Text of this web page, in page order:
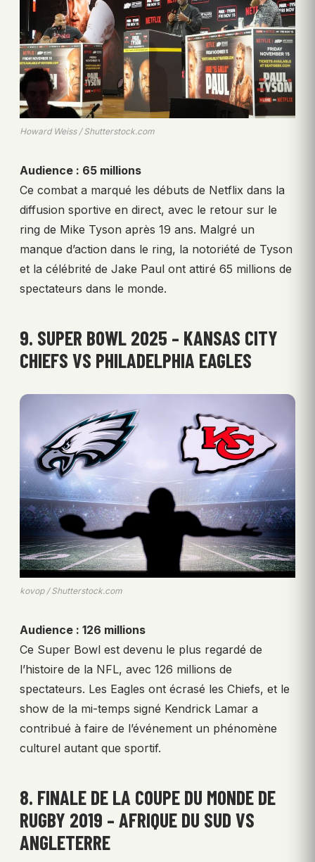
Howard Weiss / Shutterstock.com
Audience : 65 millions
Ce combat a marqué les débuts de Netflix dans la
diffusion sportive en direct, avec le retour sur le
ring de Mike Tyson après 19 ans. Malgré un
manque d’action dans le ring, la notoriété de Tyson
et la célébrité de Jake Paul ont attiré 65 millions de
spectateurs dans le monde.
9. SUPER BOWL 2025 – KANSAS CITY
CHIEFS VS PHILADELPHIA EAGLES
kovop / Shutterstock.com
Audience : 126 millions
Ce Super Bowl est devenu le plus regardé de
l’histoire de la NFL, avec 126 millions de
spectateurs. Les Eagles ont écrasé les Chiefs, et le
show de la mi-temps signé Kendrick Lamar a
contribué à faire de l’événement un phénomène
culturel autant que sportif.
8. FINALE DE LA COUPE DU MONDE DE
RUGBY 2019 – AFRIQUE DU SUD VS
ANGLETERRE